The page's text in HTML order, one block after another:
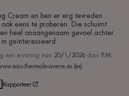
Cream en ben er erg tevreden
eens te proberen. Die schuimt
heel onaangenaam gevoel achter.
geïnteresseerd.
een ervaring van 20/1/2026 door P.M.
thermale-avene.es (es)
Rapporteer